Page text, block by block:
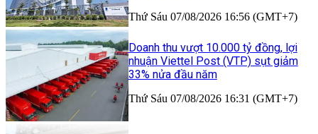
Thứ Sáu 07/08/2026 16:56 (GMT+7)
Doanh thu vượt 10.000 tỷ đồng, lợi
nhuận Viettel Post (VTP) sụt giảm
33% nửa đầu năm
Thứ Sáu 07/08/2026 16:31 (GMT+7)